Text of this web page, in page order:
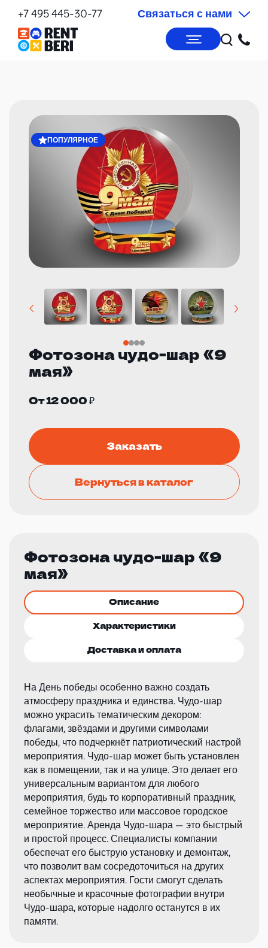
+7 495 445-30-77 Связаться с нами
ПОПУЛЯРНОЕ
Фотозона чудо-шар «9
мая»
От 12 000 ₽
Заказать
Вернуться в каталог
Фотозона чудо-шар «9
мая»
Описание
Характеристики
Доставка и оплата
На День победы особенно важно создать
атмосферу праздника и единства. Чудо-шар
можно украсить тематическим декором:
флагами, звёздами и другими символами
победы, что подчеркнёт патриотический настрой
мероприятия. Чудо-шар может быть установлен
как в помещении, так и на улице. Это делает его
универсальным вариантом для любого
мероприятия, будь то корпоративный праздник,
семейное торжество или массовое городское
мероприятие. Аренда Чудо-шара — это быстрый
и простой процесс. Специалисты компании
обеспечат его быструю установку и демонтаж,
что позволит вам сосредоточиться на других
аспектах мероприятия. Гости смогут сделать
необычные и красочные фотографии внутри
Чудо-шара, которые надолго останутся в их
памяти.